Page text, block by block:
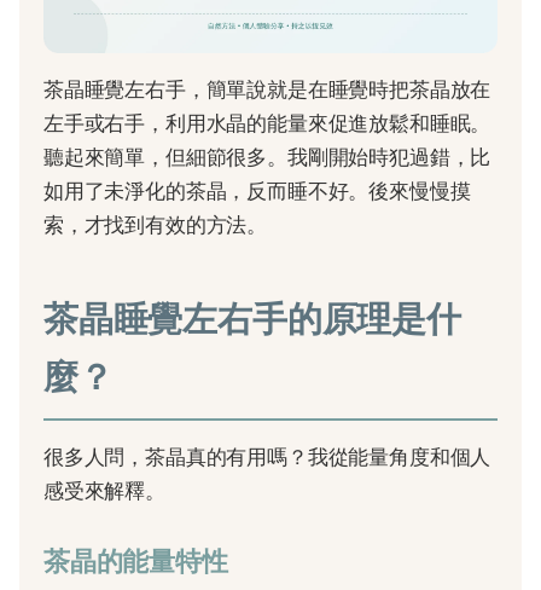
茶晶睡覺左右手，簡單說就是在睡覺時把茶晶放在
左手或右手，利用水晶的能量來促進放鬆和睡眠。
聽起來簡單，但細節很多。我剛開始時犯過錯，比
如用了未淨化的茶晶，反而睡不好。後來慢慢摸
索，才找到有效的方法。
茶晶睡覺左右手的原理是什
麼？
很多人問，茶晶真的有用嗎？我從能量角度和個人
感受來解釋。
茶晶的能量特性